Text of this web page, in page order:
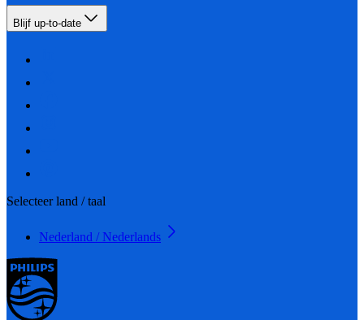
Blijf up-to-date
Selecteer land / taal
Nederland / Nederlands